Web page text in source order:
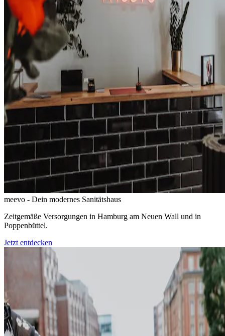
meevo - Dein modernes Sanitätshaus
Zeitgemäße Versorgungen in Hamburg am Neuen Wall und in
Poppenbüttel.
Jetzt entdecken